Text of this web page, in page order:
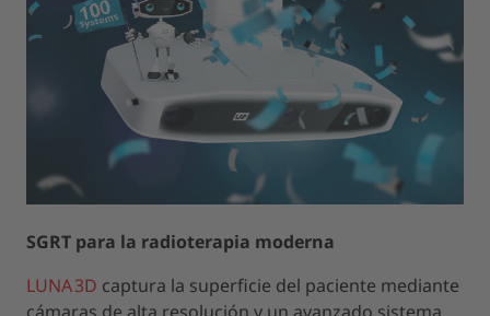
SGRT para la radioterapia moderna
LUNA 3D captura la superficie del paciente mediante